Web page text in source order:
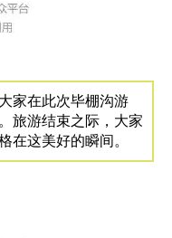
家在此次毕棚沟游
旅游结束之际，大家
在这美好的瞬间。